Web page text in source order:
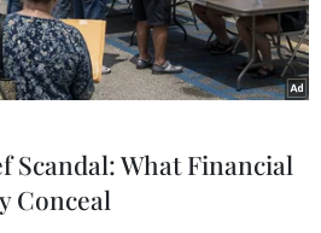
Scandal: What Financial
Conceal